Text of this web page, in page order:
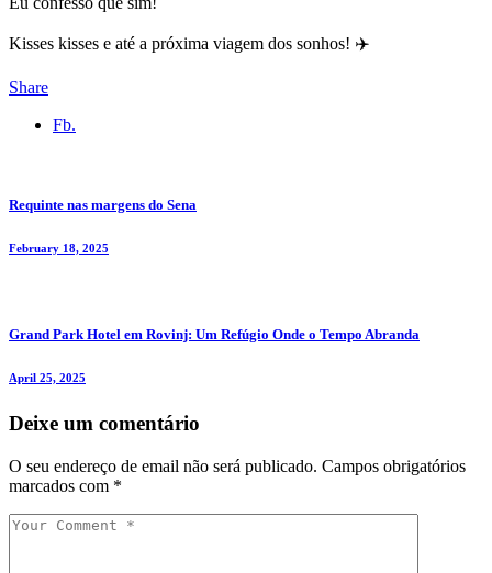
Kisses kisses e até a próxima viagem dos sonhos! ✈️
Share
Fb.
Requinte nas margens do Sena
February 18, 2025
Grand Park Hotel em Rovinj: Um Refúgio Onde o Tempo Abranda
April 25, 2025
Deixe um comentário
O seu endereço de email não será publicado. Campos obrigatórios
marcados com *